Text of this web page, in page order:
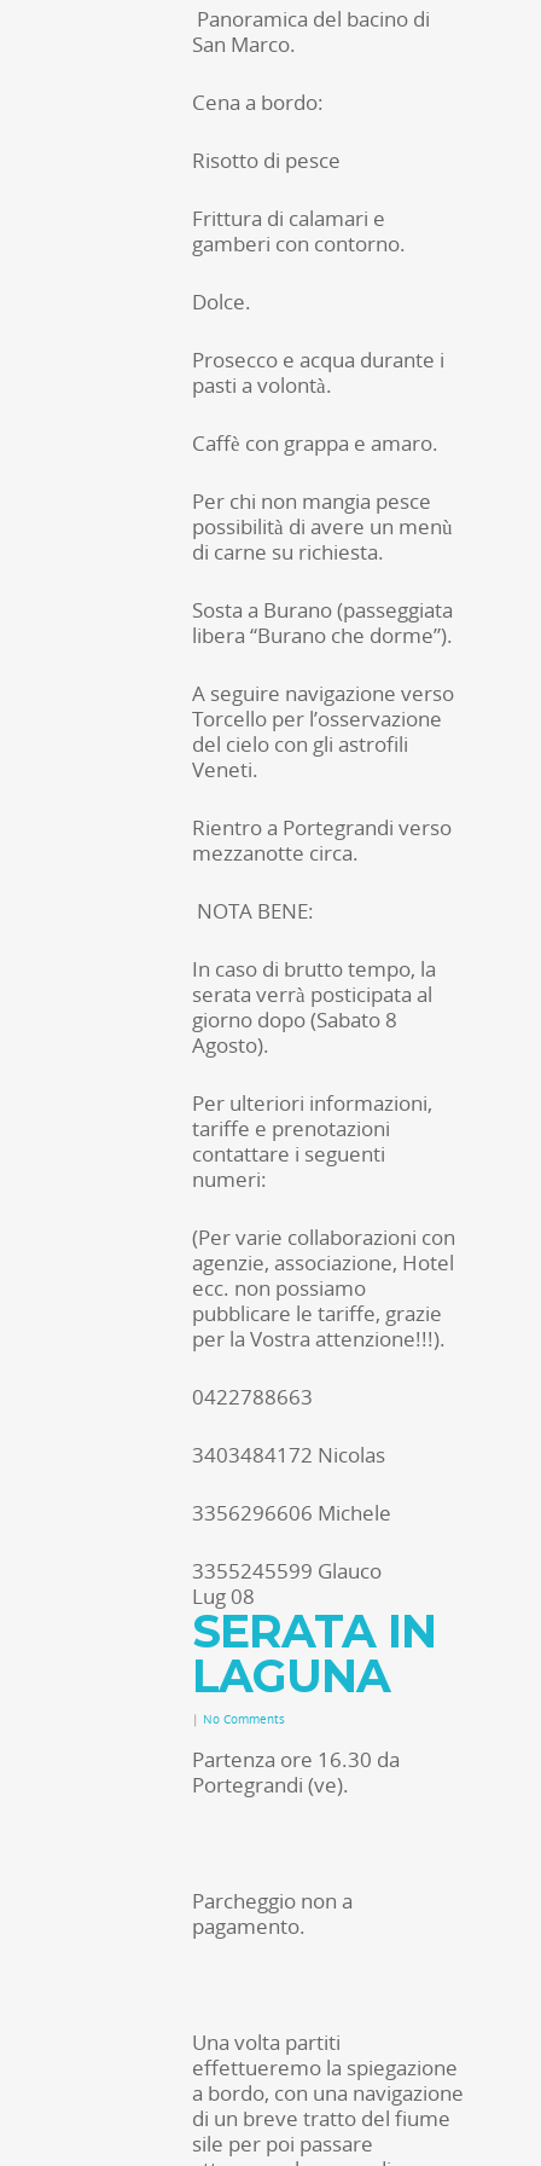
Panoramica del bacino di
San Marco.
Cena a bordo:
Risotto di pesce
Frittura di calamari e
gamberi con contorno.
Dolce.
Prosecco e acqua durante i
pasti a volontà.
Caffè con grappa e amaro.
Per chi non mangia pesce
possibilità di avere un menù
di carne su richiesta.
Sosta a Burano (passeggiata
libera “Burano che dorme”).
A seguire navigazione verso
Torcello per l’osservazione
del cielo con gli astrofili
Veneti.
Rientro a Portegrandi verso
mezzanotte circa.
NOTA BENE:
In caso di brutto tempo, la
serata verrà posticipata al
giorno dopo (Sabato 8
Agosto).
Per ulteriori informazioni,
tariffe e prenotazioni
contattare i seguenti
numeri:
(Per varie collaborazioni con
agenzie, associazione, Hotel
ecc. non possiamo
pubblicare le tariffe, grazie
per la Vostra attenzione!!!).
0422788663
3403484172 Nicolas
3356296606 Michele
3355245599 Glauco
Lug 08
SERATA IN
LAGUNA
| No Comments
Partenza ore 16.30 da
Portegrandi (ve).
Parcheggio non a
pagamento.
Una volta partiti
effettueremo la spiegazione
a bordo, con una navigazione
di un breve tratto del fiume
sile per poi passare